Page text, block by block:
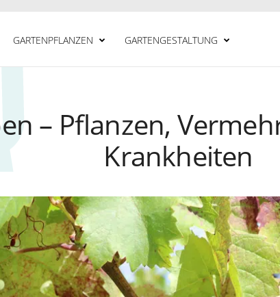
GARTENPFLANZEN GARTENGESTALTUNG
– Pflanzen,
Krankheiten